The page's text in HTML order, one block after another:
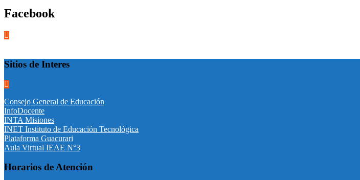
Facebook
Sitios de Interes
Consejo General de Educación
InfoDocente
INTA Misiones
INET Instituto de Educación Tecnológica
Plataforma Guacurari
Aula Virtual IEAE N°3
Horarios de Atención